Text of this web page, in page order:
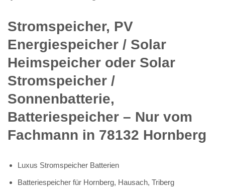
Stromspeicher, PV
Energiespeicher / Solar
Heimspeicher oder Solar
Stromspeicher /
Sonnenbatterie,
Batteriespeicher – Nur vom
Fachmann in 78132 Hornberg
Luxus Stromspeicher Batterien
Batteriespeicher für Hornberg, Hausach, Triberg